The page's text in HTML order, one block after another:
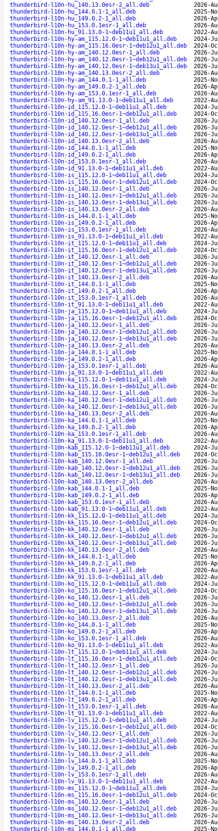
thunderbird-l10n-hu_140.13.0esr-2_all.deb
2026-
thunderbird-l10n-hu_144.0.1-1_all.deb
2025-
thunderbird-l10n-hu_149.0.2-1_all.deb
2026-
thunderbird-l10n-hu_153.0.1esr-1_all.deb
2026-
thunderbird-l10n-hu_91.13.0-1~deb11u1_all.deb
2022-
thunderbird-l10n-hy-am_115.12.0-1~deb11u1_all.deb
2024-
thunderbird-l10n-hy-am_115.16.0esr-1~deb12u1_all.deb
2024-
thunderbird-l10n-hy-am_140.12.0esr-1_all.deb
2026-
thunderbird-l10n-hy-am_140.12.0esr-1~deb12u1_all.deb
2026-
thunderbird-l10n-hy-am_140.12.0esr-1~deb13u1_all.deb
2026-
thunderbird-l10n-hy-am_140.13.0esr-2_all.deb
2026-
thunderbird-l10n-hy-am_144.0.1-1_all.deb
2025-
thunderbird-l10n-hy-am_149.0.2-1_all.deb
2026-
thunderbird-l10n-hy-am_153.0.1esr-1_all.deb
2026-
thunderbird-l10n-hy-am_91.13.0-1~deb11u1_all.deb
2022-
thunderbird-l10n-id_115.12.0-1~deb11u1_all.deb
2024-
thunderbird-l10n-id_115.16.0esr-1~deb12u1_all.deb
2024-
thunderbird-l10n-id_140.12.0esr-1_all.deb
2026-
thunderbird-l10n-id_140.12.0esr-1~deb12u1_all.deb
2026-
thunderbird-l10n-id_140.12.0esr-1~deb13u1_all.deb
2026-
thunderbird-l10n-id_140.13.0esr-2_all.deb
2026-
thunderbird-l10n-id_144.0.1-1_all.deb
2025-
thunderbird-l10n-id_149.0.2-1_all.deb
2026-
thunderbird-l10n-id_153.0.1esr-1_all.deb
2026-
thunderbird-l10n-id_91.13.0-1~deb11u1_all.deb
2022-
thunderbird-l10n-is_115.12.0-1~deb11u1_all.deb
2024-
thunderbird-l10n-is_115.16.0esr-1~deb12u1_all.deb
2024-
thunderbird-l10n-is_140.12.0esr-1_all.deb
2026-
thunderbird-l10n-is_140.12.0esr-1~deb12u1_all.deb
2026-
thunderbird-l10n-is_140.12.0esr-1~deb13u1_all.deb
2026-
thunderbird-l10n-is_140.13.0esr-2_all.deb
2026-
thunderbird-l10n-is_144.0.1-1_all.deb
2025-
thunderbird-l10n-is_149.0.2-1_all.deb
2026-
thunderbird-l10n-is_153.0.1esr-1_all.deb
2026-
thunderbird-l10n-is_91.13.0-1~deb11u1_all.deb
2022-
thunderbird-l10n-it_115.12.0-1~deb11u1_all.deb
2024-
thunderbird-l10n-it_115.16.0esr-1~deb12u1_all.deb
2024-
thunderbird-l10n-it_140.12.0esr-1_all.deb
2026-
thunderbird-l10n-it_140.12.0esr-1~deb12u1_all.deb
2026-
thunderbird-l10n-it_140.12.0esr-1~deb13u1_all.deb
2026-
thunderbird-l10n-it_140.13.0esr-2_all.deb
2026-
thunderbird-l10n-it_144.0.1-1_all.deb
2025-
thunderbird-l10n-it_149.0.2-1_all.deb
2026-
thunderbird-l10n-it_153.0.1esr-1_all.deb
2026-
thunderbird-l10n-it_91.13.0-1~deb11u1_all.deb
2022-
thunderbird-l10n-ja_115.12.0-1~deb11u1_all.deb
2024-
thunderbird-l10n-ja_115.16.0esr-1~deb12u1_all.deb
2024-
thunderbird-l10n-ja_140.12.0esr-1_all.deb
2026-
thunderbird-l10n-ja_140.12.0esr-1~deb12u1_all.deb
2026-
thunderbird-l10n-ja_140.12.0esr-1~deb13u1_all.deb
2026-
thunderbird-l10n-ja_140.13.0esr-2_all.deb
2026-
thunderbird-l10n-ja_144.0.1-1_all.deb
2025-
thunderbird-l10n-ja_149.0.2-1_all.deb
2026-
thunderbird-l10n-ja_153.0.1esr-1_all.deb
2026-
thunderbird-l10n-ja_91.13.0-1~deb11u1_all.deb
2022-
thunderbird-l10n-ka_115.12.0-1~deb11u1_all.deb
2024-
thunderbird-l10n-ka_115.16.0esr-1~deb12u1_all.deb
2024-
thunderbird-l10n-ka_140.12.0esr-1_all.deb
2026-
thunderbird-l10n-ka_140.12.0esr-1~deb12u1_all.deb
2026-
thunderbird-l10n-ka_140.12.0esr-1~deb13u1_all.deb
2026-
thunderbird-l10n-ka_140.13.0esr-2_all.deb
2026-
thunderbird-l10n-ka_144.0.1-1_all.deb
2025-
thunderbird-l10n-ka_149.0.2-1_all.deb
2026-
thunderbird-l10n-ka_153.0.1esr-1_all.deb
2026-
thunderbird-l10n-ka_91.13.0-1~deb11u1_all.deb
2022-
thunderbird-l10n-kab_115.12.0-1~deb11u1_all.deb
2024-
thunderbird-l10n-kab_115.16.0esr-1~deb12u1_all.deb
2024-
thunderbird-l10n-kab_140.12.0esr-1_all.deb
2026-
thunderbird-l10n-kab_140.12.0esr-1~deb12u1_all.deb
2026-
thunderbird-l10n-kab_140.12.0esr-1~deb13u1_all.deb
2026-
thunderbird-l10n-kab_140.13.0esr-2_all.deb
2026-
thunderbird-l10n-kab_144.0.1-1_all.deb
2025-
thunderbird-l10n-kab_149.0.2-1_all.deb
2026-
thunderbird-l10n-kab_153.0.1esr-1_all.deb
2026-
thunderbird-l10n-kab_91.13.0-1~deb11u1_all.deb
2022-
thunderbird-l10n-kk_115.12.0-1~deb11u1_all.deb
2024-
thunderbird-l10n-kk_115.16.0esr-1~deb12u1_all.deb
2024-
thunderbird-l10n-kk_140.12.0esr-1_all.deb
2026-
thunderbird-l10n-kk_140.12.0esr-1~deb12u1_all.deb
2026-
thunderbird-l10n-kk_140.12.0esr-1~deb13u1_all.deb
2026-
thunderbird-l10n-kk_140.13.0esr-2_all.deb
2026-
thunderbird-l10n-kk_144.0.1-1_all.deb
2025-
thunderbird-l10n-kk_149.0.2-1_all.deb
2026-
thunderbird-l10n-kk_153.0.1esr-1_all.deb
2026-
thunderbird-l10n-kk_91.13.0-1~deb11u1_all.deb
2022-
thunderbird-l10n-ko_115.12.0-1~deb11u1_all.deb
2024-
thunderbird-l10n-ko_115.16.0esr-1~deb12u1_all.deb
2024-
thunderbird-l10n-ko_140.12.0esr-1_all.deb
2026-
thunderbird-l10n-ko_140.12.0esr-1~deb12u1_all.deb
2026-
thunderbird-l10n-ko_140.12.0esr-1~deb13u1_all.deb
2026-
thunderbird-l10n-ko_140.13.0esr-2_all.deb
2026-
thunderbird-l10n-ko_144.0.1-1_all.deb
2025-
thunderbird-l10n-ko_149.0.2-1_all.deb
2026-
thunderbird-l10n-ko_153.0.1esr-1_all.deb
2026-
thunderbird-l10n-ko_91.13.0-1~deb11u1_all.deb
2022-
thunderbird-l10n-lt_115.12.0-1~deb11u1_all.deb
2024-
thunderbird-l10n-lt_115.16.0esr-1~deb12u1_all.deb
2024-
thunderbird-l10n-lt_140.12.0esr-1_all.deb
2026-
thunderbird-l10n-lt_140.12.0esr-1~deb12u1_all.deb
2026-
thunderbird-l10n-lt_140.12.0esr-1~deb13u1_all.deb
2026-
thunderbird-l10n-lt_140.13.0esr-2_all.deb
2026-
thunderbird-l10n-lt_144.0.1-1_all.deb
2025-
thunderbird-l10n-lt_149.0.2-1_all.deb
2026-
thunderbird-l10n-lt_153.0.1esr-1_all.deb
2026-
thunderbird-l10n-lt_91.13.0-1~deb11u1_all.deb
2022-
thunderbird-l10n-lv_115.12.0-1~deb11u1_all.deb
2024-
thunderbird-l10n-lv_115.16.0esr-1~deb12u1_all.deb
2024-
thunderbird-l10n-lv_140.12.0esr-1_all.deb
2026-
thunderbird-l10n-lv_140.12.0esr-1~deb12u1_all.deb
2026-
thunderbird-l10n-lv_140.12.0esr-1~deb13u1_all.deb
2026-
thunderbird-l10n-lv_140.13.0esr-2_all.deb
2026-
thunderbird-l10n-lv_144.0.1-1_all.deb
2025-
thunderbird-l10n-lv_149.0.2-1_all.deb
2026-
thunderbird-l10n-lv_153.0.1esr-1_all.deb
2026-
thunderbird-l10n-lv_91.13.0-1~deb11u1_all.deb
2022-
thunderbird-l10n-ms_115.12.0-1~deb11u1_all.deb
2024-
thunderbird-l10n-ms_115.16.0esr-1~deb12u1_all.deb
2024-
thunderbird-l10n-ms_140.12.0esr-1_all.deb
2026-
thunderbird-l10n-ms_140.12.0esr-1~deb12u1_all.deb
2026-
thunderbird-l10n-ms_140.12.0esr-1~deb13u1_all.deb
2026-
thunderbird-l10n-ms_140.13.0esr-2_all.deb
2026-
thunderbird-l10n-ms_144.0.1-1_all.deb
2025-